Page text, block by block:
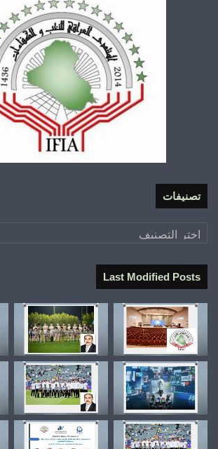
تصنيفات
تصنيفات
Last Modified Posts